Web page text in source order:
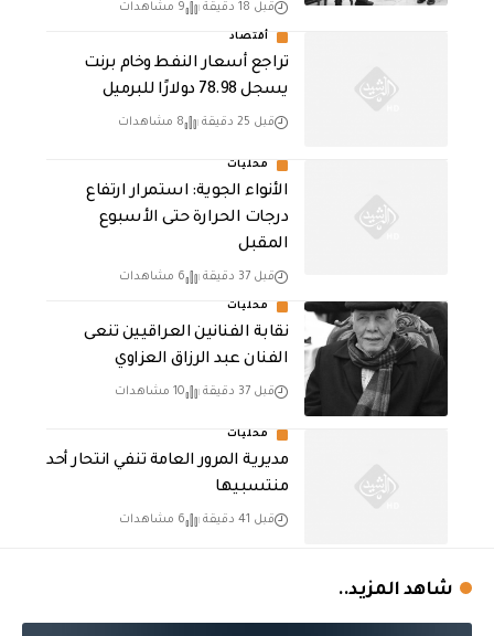
قبل 18 دقيقة 9 مشاهدات
أقتصاد
تراجع أسعار النفط وخام برنت
يسجل 78.98 دولارًا للبرميل
قبل 25 دقيقة 8 مشاهدات
محليات
الأنواء الجوية: استمرار ارتفاع
درجات الحرارة حتى الأسبوع
المقبل
قبل 37 دقيقة 6 مشاهدات
محليات
نقابة الفنانين العراقيين تنعى
الفنان عبد الرزاق العزاوي
قبل 37 دقيقة 10 مشاهدات
محليات
مديرية المرور العامة تنفي انتحار أحد
منتسبيها
قبل 41 دقيقة 6 مشاهدات
شاهد المزيد..